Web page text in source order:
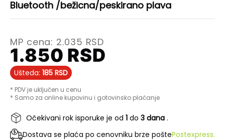
Bluetooth /bežicna/peskirano plava
MP cena: 2.035 RSD
1.850 RSD
Ušteda: 185 RSD
* PDV je uključen u cenu
* Samo za online kupovinu i gotovinsko plaćanje
Očekivani rok isporuke je od 1 do 3 dana .
Dostava se plaća po cenovniku brze poštePostexpress.